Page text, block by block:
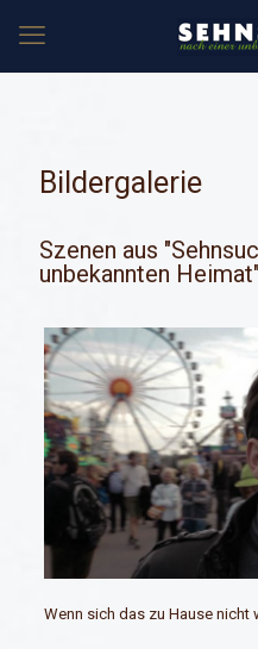
Bildergalerie
Szenen aus
unbekannten Heimat"
Wenn sich das zu Hause nicht